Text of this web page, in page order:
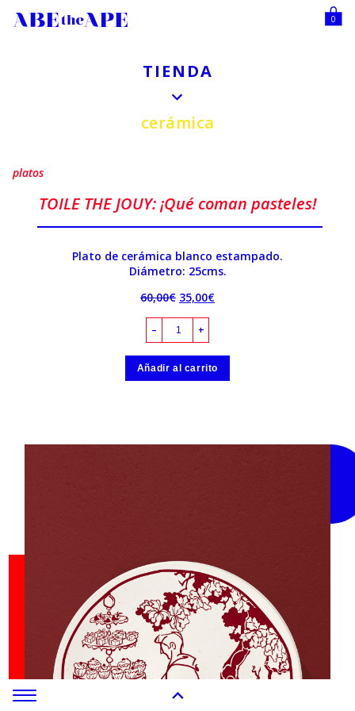
0
TIENDA
cerámica
platos
TOILE THE JOUY: ¡Qué coman pasteles!
Plato de cerámica blanco estampado.
Diámetro: 25cms.
60,00€ 35,00€
+
–
Añadir al carrito